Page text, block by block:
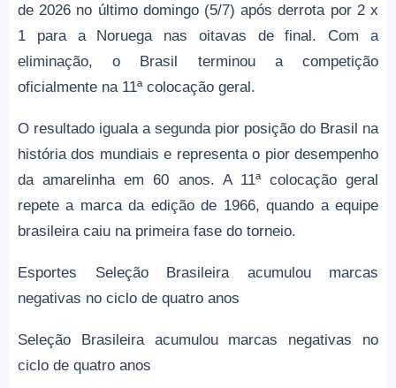
de 2026 no último domingo (5/7) após derrota por 2 x
1 para a Noruega nas oitavas de final. Com a
eliminação, o Brasil terminou a competição
oficialmente na 11ª colocação geral.
O resultado iguala a segunda pior posição do Brasil na
história dos mundiais e representa o pior desempenho
da amarelinha em 60 anos. A 11ª colocação geral
repete a marca da edição de 1966, quando a equipe
brasileira caiu na primeira fase do torneio.
Esportes Seleção Brasileira acumulou marcas
negativas no ciclo de quatro anos
Seleção Brasileira acumulou marcas negativas no
ciclo de quatro anos